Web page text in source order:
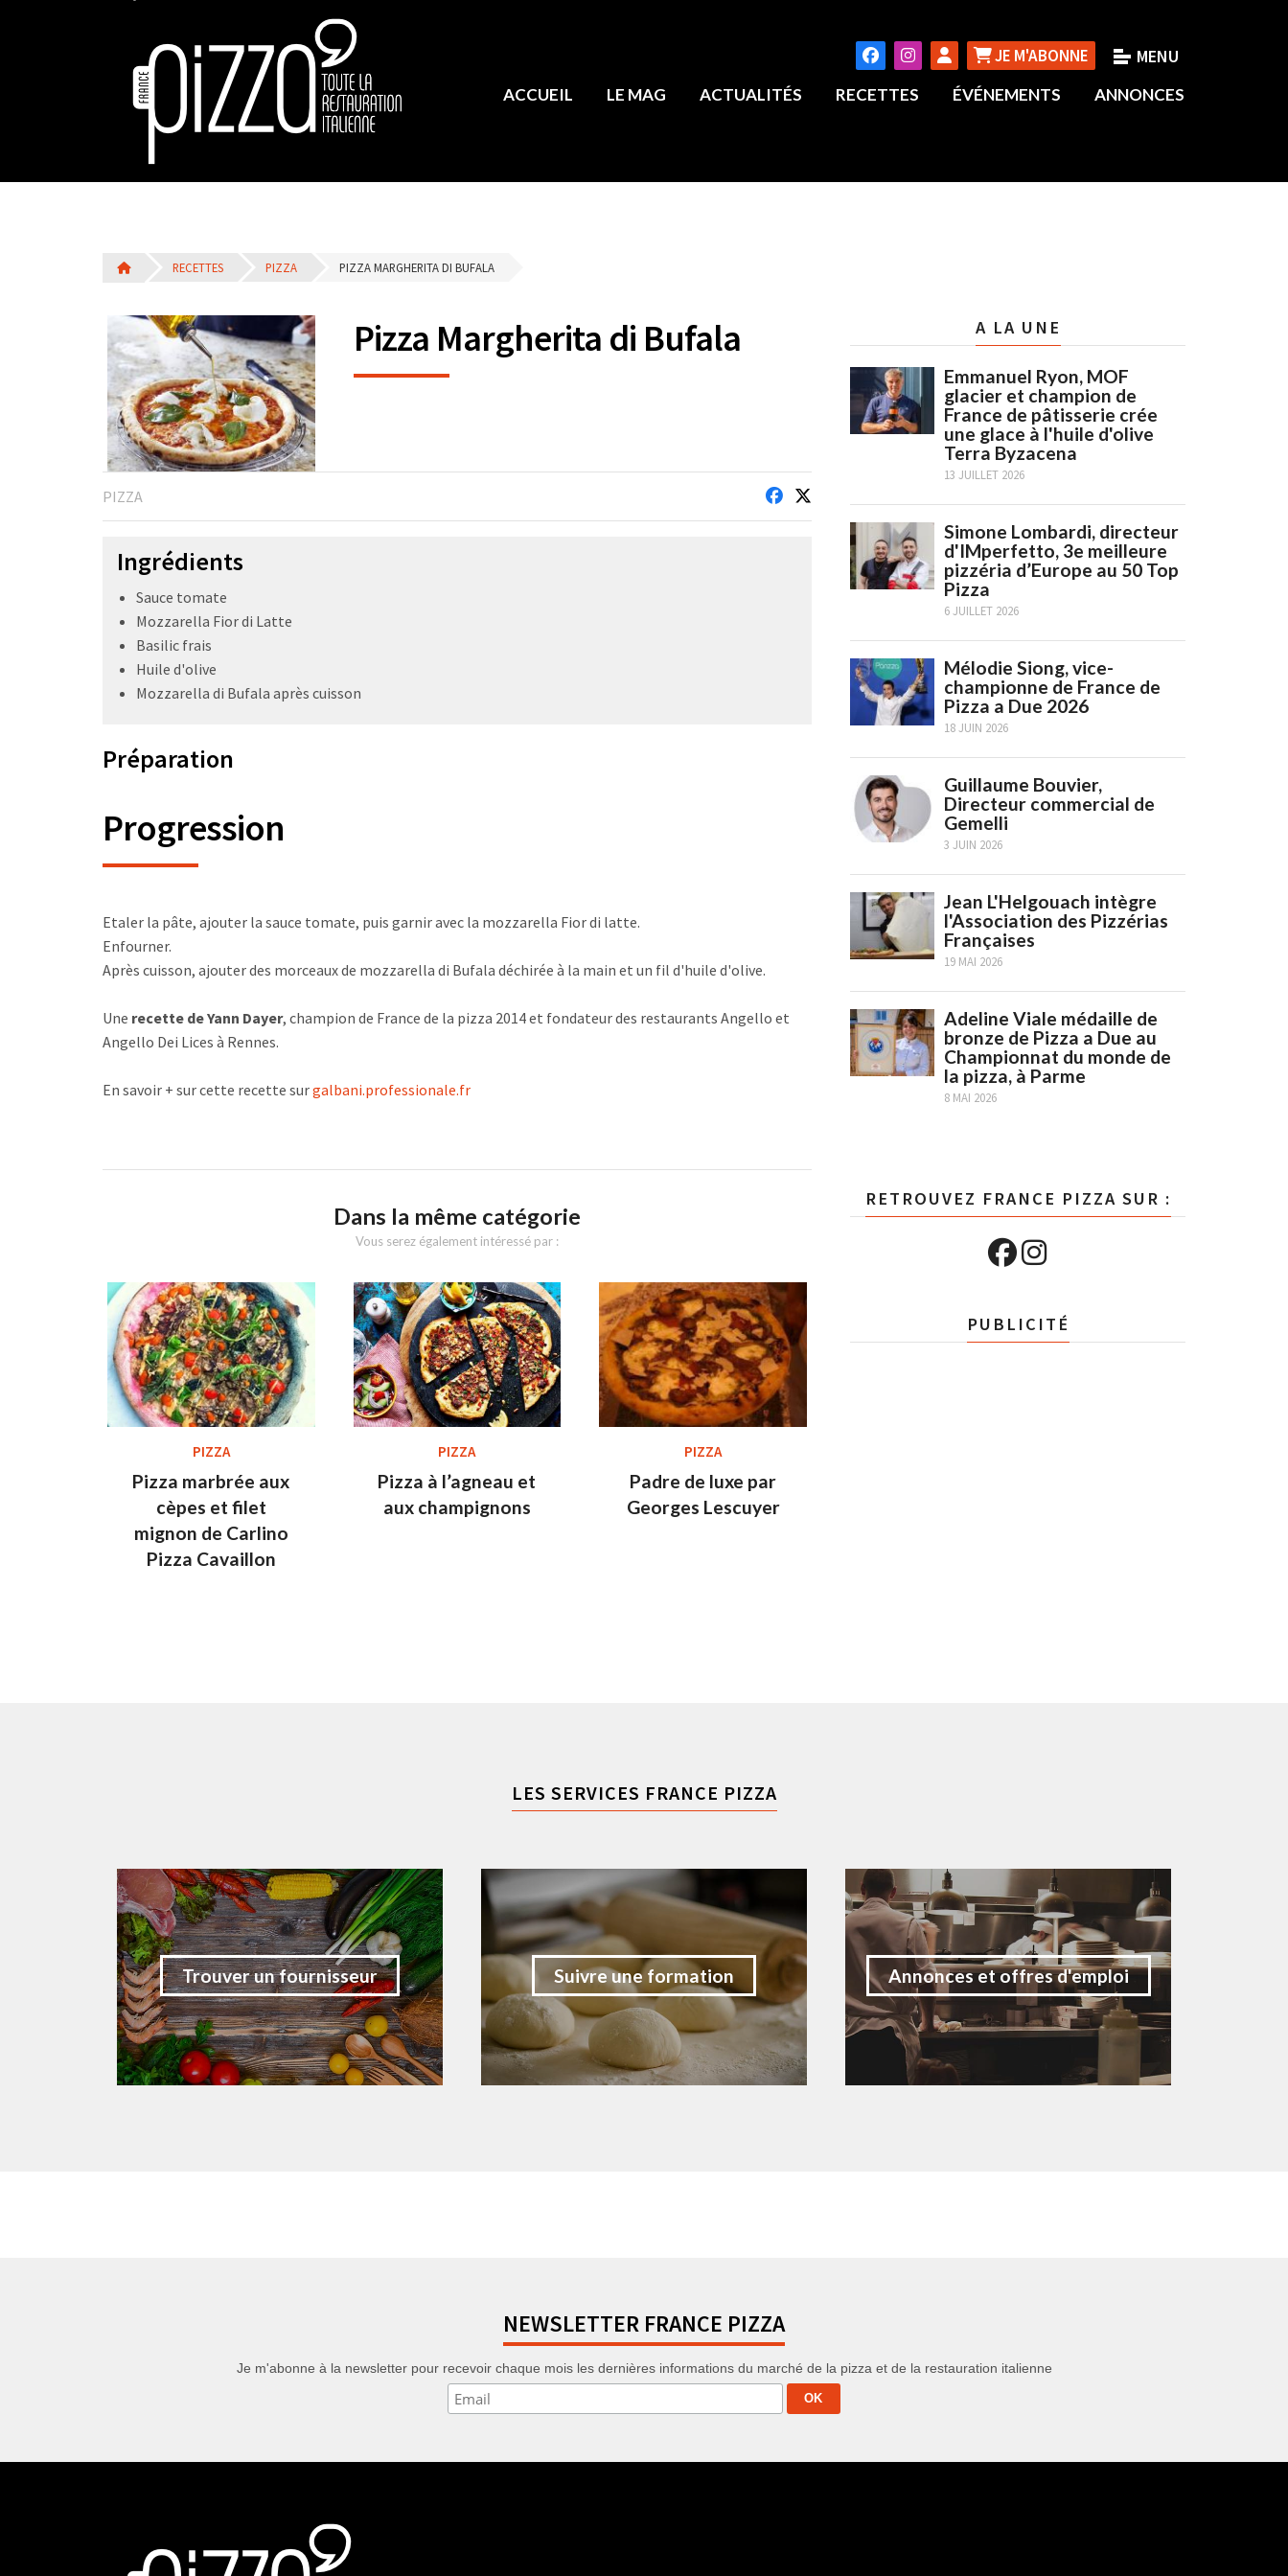
JE M'ABONNE
ACCUEIL LE MAG ACTUALITÉS RECETTES ÉVÉNEMENTS ANNONCES
RECETTES PIZZA PIZZA MARGHERITA DI BUFALA
Pizza Margherita di Bufala
PIZZA
Ingrédients
Sauce tomate
Mozzarella Fior di Latte
Basilic frais
Huile d'olive
Mozzarella di Bufala après cuisson
Préparation
Progression
Etaler la pâte, ajouter la sauce tomate, puis garnir avec la mozzarella Fior di latte.
Enfourner.
Après cuisson, ajouter des morceaux de mozzarella di Bufala déchirée à la main et un fil d'huile d'olive.
Une recette de Yann Dayer, champion de France de la pizza 2014 et fondateur des restaurants Angello et
Angello Dei Lices à Rennes.
En savoir + sur cette recette surgalbani.professionale.fr
Dans la même catégorie
Vous serez également intéressé par :
PIZZA
Pizza marbrée aux
cèpes et filet
mignon de Carlino
Pizza Cavaillon
PIZZA
Pizza à l’agneau et
aux champignons
PIZZA
Padre de luxe par
Georges Lescuyer
A LA UNE
Emmanuel Ryon, MOF
glacier et champion de
France de pâtisserie crée
une glace à l'huile d'olive
Terra Byzacena
13 JUILLET 2026
Simone Lombardi, directeur
d'IMperfetto, 3e meilleure
pizzéria d’Europe au 50 Top
Pizza
6 JUILLET 2026
Mélodie Siong, vice-
championne de France de
Pizza a Due 2026
18 JUIN 2026
Guillaume Bouvier,
Directeur commercial de
Gemelli
3 JUIN 2026
Jean L'Helgouach intègre
l'Association des Pizzérias
Françaises
19 MAI 2026
Adeline Viale médaille de
bronze de Pizza a Due au
Championnat du monde de
la pizza, à Parme
8 MAI 2026
RETROUVEZ FRANCE PIZZA SUR :
PUBLICITÉ
LES SERVICES FRANCE PIZZA
Trouver un fournisseur Suivre une formation Annonces et offres d'emploi
NEWSLETTER FRANCE PIZZA
Je m'abonne à la newsletter pour recevoir chaque mois les dernières informations du marché de la pizza et de la restauration italienne